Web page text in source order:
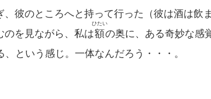
彼のところへと持って行った（彼は酒は飲
のを見ながら、私は額
ひたい
の奥に、ある奇妙な感
、という感じ。一体なんだろう・・・。